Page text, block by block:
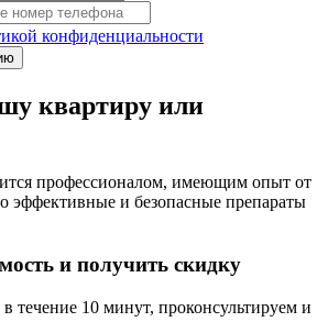
конфиденциальности
квартиру или
профессионалом, имеющим опыт от
эффективные и безопасные препараты
и получить скидку
течение 10 минут, проконсультируем и